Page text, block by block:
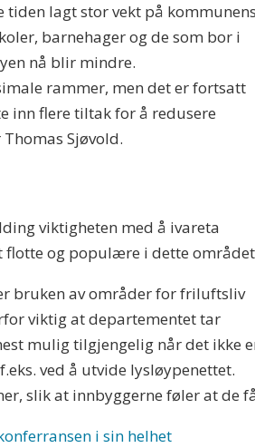
tiden lagt stor vekt på kommunens
barnehager og de som bor i
nå blir mindre.
rammer, men det er fortsatt
inn flere tiltak for å redusere
Sjøvold.
viktigheten med å ivareta
og populære i dette
bruken av områder for friluftsliv
viktig at departementet tar
mulig tilgjengelig når det ikke
ved å utvide lysløypenettet.
slik at innbyggerne føler at de
i sin helhet